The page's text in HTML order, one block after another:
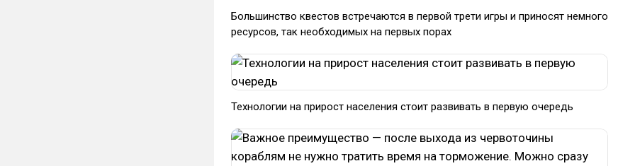
Большинство квестов встречаются в первой трети игры и приносят немного
ресурсов, так необходимых на первых порах
Технологии на прирост населения стоит развивать в первую очередь